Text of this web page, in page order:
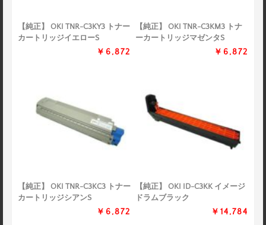
【純正】 OKI TNR-C3KY3 トナー
カートリッジイエローS
￥6,872
【純正】 OKI TNR-C3KM3 トナ
ーカートリッジマゼンタS
￥6,872
【純正】 OKI TNR-C3KC3 トナー
カートリッジシアンS
￥6,872
【純正】 OKI ID-C3KK イメージ
ドラムブラック
￥14,784